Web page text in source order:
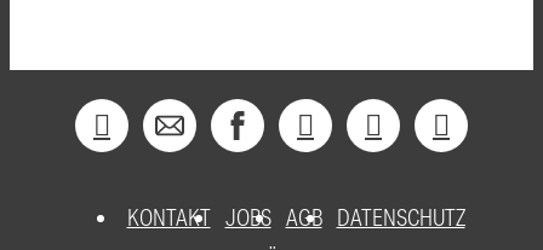
KONTAKT JOBS AGB DATENSCHUTZ